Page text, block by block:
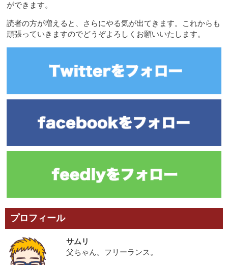
ができます。
読者の方が増えると、さらにやる気が出てきます。これからも
頑張っていきますのでどうぞよろしくお願いいたします。
プロフィール
サムリ
父ちゃん。フリーランス。